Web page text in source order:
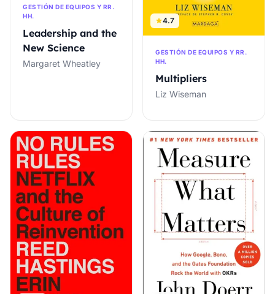
GESTIÓN DE EQUIPOS Y RR.
HH.
Leadership and the
New Science
Margaret Wheatley
4.7
GESTIÓN DE EQUIPOS Y RR.
HH.
Multipliers
Liz Wiseman